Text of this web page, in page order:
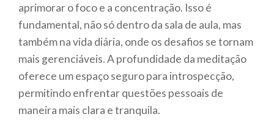
aprimorar o foco e a concentração. Isso é
fundamental, não só dentro da sala de aula, mas
também na vida diária, onde os desafios se tornam
mais gerenciáveis. A profundidade da meditação
oferece um espaço seguro para introspecção,
permitindo enfrentar questões pessoais de
maneira mais clara e tranquila.